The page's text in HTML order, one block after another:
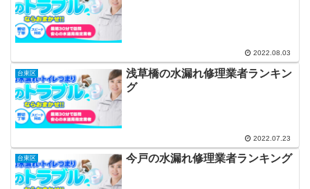
2022.08.03
台東区
浅草橋の水漏れ修理業者ランキン
グ
2022.07.23
台東区 今戸の水漏れ修理業者ランキング